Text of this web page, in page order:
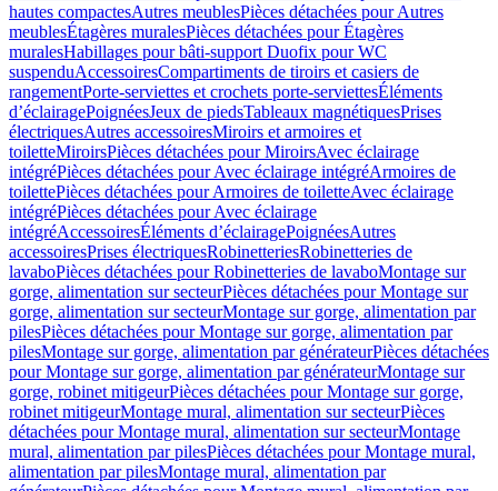
hautes compactesAutres meublesPièces détachées pour Autres
meublesÉtagères muralesPièces détachées pour Étagères
muralesHabillages pour bâti-support Duofix pour WC
suspenduAccessoiresCompartiments de tiroirs et casiers de
rangementPorte-serviettes et crochets porte-serviettesÉléments
d’éclairagePoignéesJeux de piedsTableaux magnétiquesPrises
électriquesAutres accessoiresMiroirs et armoires et
toiletteMiroirsPièces détachées pour MiroirsAvec éclairage
intégréPièces détachées pour Avec éclairage intégréArmoires de
toilettePièces détachées pour Armoires de toiletteAvec éclairage
intégréPièces détachées pour Avec éclairage
intégréAccessoiresÉléments d’éclairagePoignéesAutres
accessoiresPrises électriquesRobinetteriesRobinetteries de
lavaboPièces détachées pour Robinetteries de lavaboMontage sur
gorge, alimentation sur secteurPièces détachées pour Montage sur
gorge, alimentation sur secteurMontage sur gorge, alimentation par
pilesPièces détachées pour Montage sur gorge, alimentation par
pilesMontage sur gorge, alimentation par générateurPièces détachées
pour Montage sur gorge, alimentation par générateurMontage sur
gorge, robinet mitigeurPièces détachées pour Montage sur gorge,
robinet mitigeurMontage mural, alimentation sur secteurPièces
détachées pour Montage mural, alimentation sur secteurMontage
mural, alimentation par pilesPièces détachées pour Montage mural,
alimentation par pilesMontage mural, alimentation par